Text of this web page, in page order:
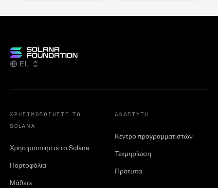
EL
ΧΡΗΣΙΜΟΠΟΙΉΣΤΕ ΤΟ
SOLANA
Χρησιμοποιήστε το Solana
Πορτοφόλια
Μάθετε
ΑΝΆΠΤΥΞΗ
Κέντρο προγραμματιστών
Τεκμηρίωση
Πρότυπα